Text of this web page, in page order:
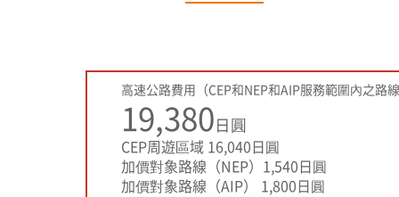
高速公路費用（CEP和NEP和AIP服務範圍內之路
19,380日圓
CEP周遊區域 16,040日圓
加價對象路線（NEP）1,540日圓
加價對象路線（AIP） 1,800日圓